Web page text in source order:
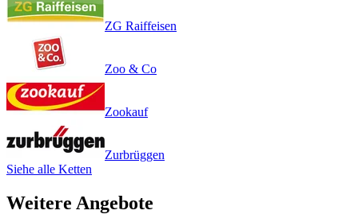
ZG Raiffeisen
Zoo & Co
Zookauf
Zurbrüggen
Siehe alle Ketten
Weitere Angebote